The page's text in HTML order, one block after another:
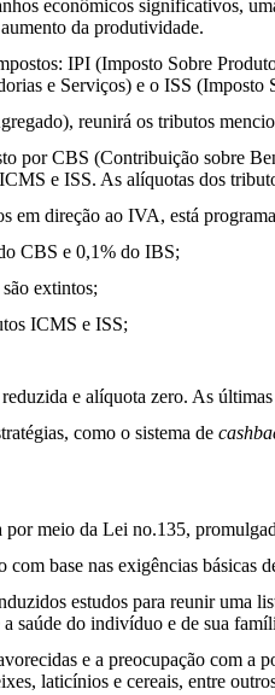
econômicos significativos,
da produtividade.
IPI (Imposto Sobre
e Serviços) e o ISS (Imposto
reunirá os tributos
por CBS (Contribuição sobre
e ISS. As alíquotas dos
em direção ao IVA, está
CBS e 0,1% do IBS;
extintos;
ICMS e ISS;
e alíquota zero. As
como o sistema de
por meio da Lei no.135,
base nas exigências básicas
estudos para reunir uma
saúde do indivíduo e de sua
e a preocupação com
laticínios e cereais, entre